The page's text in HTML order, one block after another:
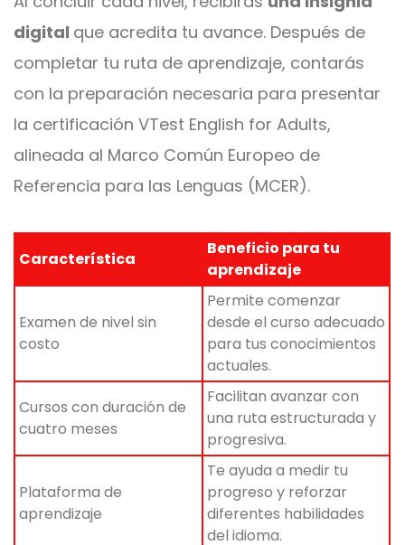
digital que acredita tu avance. Después de
completar tu ruta de aprendizaje, contarás
con la preparación necesaria para presentar
la certificación VTest English for Adults,
alineada al Marco Común Europeo de
Referencia para las Lenguas (MCER).
Característica
Beneficio para tu
aprendizaje
Examen de nivel sin
costo
Permite comenzar
desde el curso adecuado
para tus conocimientos
actuales.
Cursos con duración de
cuatro meses
Facilitan avanzar con
una ruta estructurada y
progresiva.
Plataforma de
aprendizaje
Te ayuda a medir tu
progreso y reforzar
diferentes habilidades
del idioma.